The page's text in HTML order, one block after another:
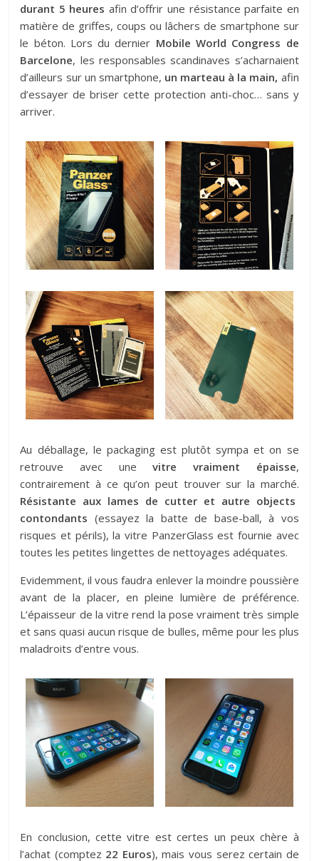
durant 5 heures afin d’offrir une résistance parfaite en
matière de griffes, coups ou lâchers de smartphone sur
le béton. Lors du dernier Mobile World Congress de
Barcelone, les responsables scandinaves s’acharnaient
d’ailleurs sur un smartphone, un marteau à la main, afin
d’essayer de briser cette protection anti-choc… sans y
arriver.
Au déballage, le packaging est plutôt sympa et on se
retrouve avec une vitre vraiment épaisse,
contrairement à ce qu’on peut trouver sur la marché.
Résistante aux lames de cutter et autre objects
contondants (essayez la batte de base-ball, à vos
risques et périls), la vitre PanzerGlass est fournie avec
toutes les petites lingettes de nettoyages adéquates.
Evidemment, il vous faudra enlever la moindre poussière
avant de la placer, en pleine lumière de préférence.
L’épaisseur de la vitre rend la pose vraiment très simple
et sans quasi aucun risque de bulles, même pour les plus
maladroits d’entre vous.
En conclusion, cette vitre est certes un peux chère à
l’achat (comptez 22 Euros), mais vous serez certain de